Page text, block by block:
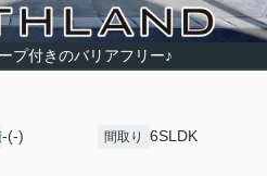
プ付きのバリアフリー♪
-(-) 間取り 6SLDK